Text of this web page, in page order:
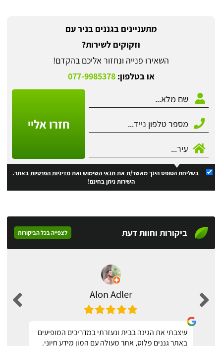
מתעניינים בגננים בניר עם
וזקוקים לשירות?
השאירו פנייה ונחזור אליכם בהקדם!
או בטלפון:077-9985378
חזרו אליי
בשליחת הטופס הינך מאשר/ת אתתנאי השימושואתמדיניות הפרטיותבאתר.
השירות ניתן בחינם!
ביקורות וחוות דעת לצפייה בכל הביקורות
Alon Adler
עיצבתי את הגינה בבית ונעזרתי במדריכים המופיעים
באתר גננים פלוס, אתר מעולה עם המון מידע חיוני.